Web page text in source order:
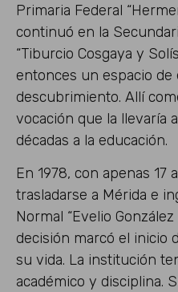
Primaria Federal
continuó en la
“Tiburcio Cosgaya y
entonces un espacio
descubrimiento. Allí
vocación que la llevaría
décadas a la educación.
En 1978, con apenas 17
trasladarse a Mérida e
Normal “Evelio
decisión marcó el inicio
su vida. La institución
académico y disciplina.